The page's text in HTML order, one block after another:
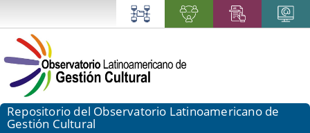
Repositorio del Observatorio Latinoamericano de
Gestión Cultural